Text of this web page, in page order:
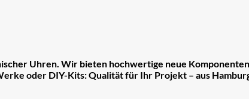
Uhren. Wir bieten hochwertige neue Komponenten
oder DIY-Kits: Qualität für Ihr Projekt – aus